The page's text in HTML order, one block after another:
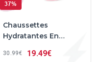
37%
Chaussettes
Hydratantes En
30 99€ 19 49€